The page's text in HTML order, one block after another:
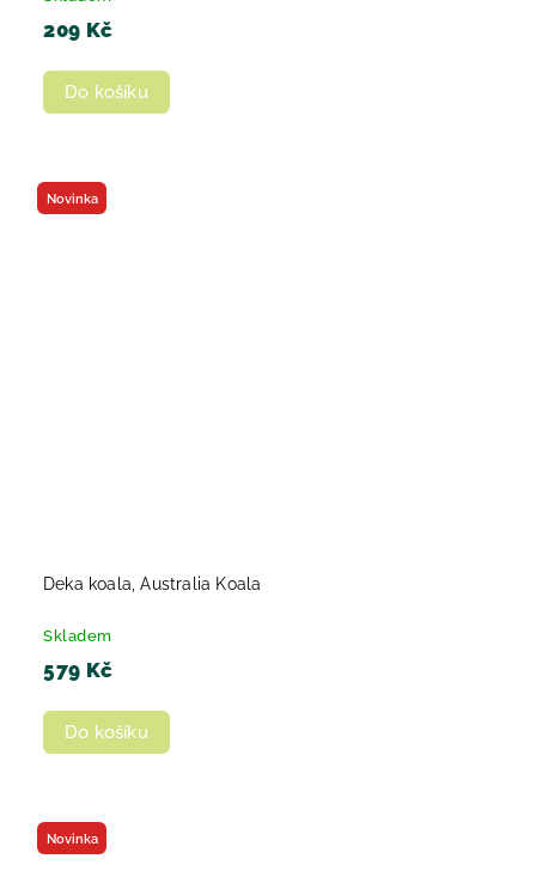
209 Kč
Do košíku
Novinka
Deka koala, Australia Koala
Skladem
579 Kč
Do košíku
Novinka